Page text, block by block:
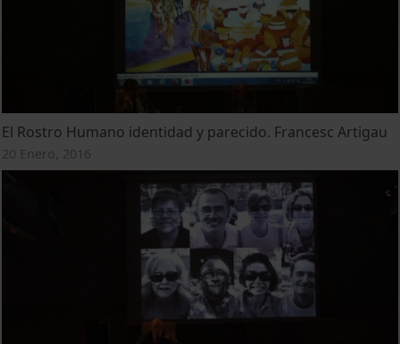
El Rostro Humano identidad y parecido. Francesc Artigau
20 Enero, 2016